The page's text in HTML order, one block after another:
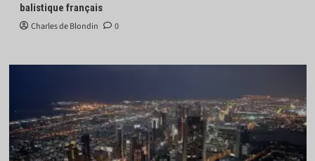
balistique français
Charles de Blondin 0